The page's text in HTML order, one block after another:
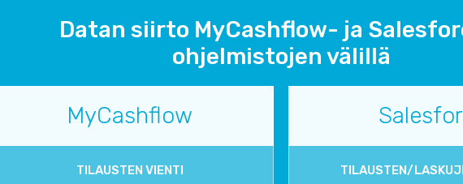
Datan siirto MyCashflow- ja
ohjelmistojen välillä
MyCashflow
TILAUSTEN VIENTI
TILAUSTEN/